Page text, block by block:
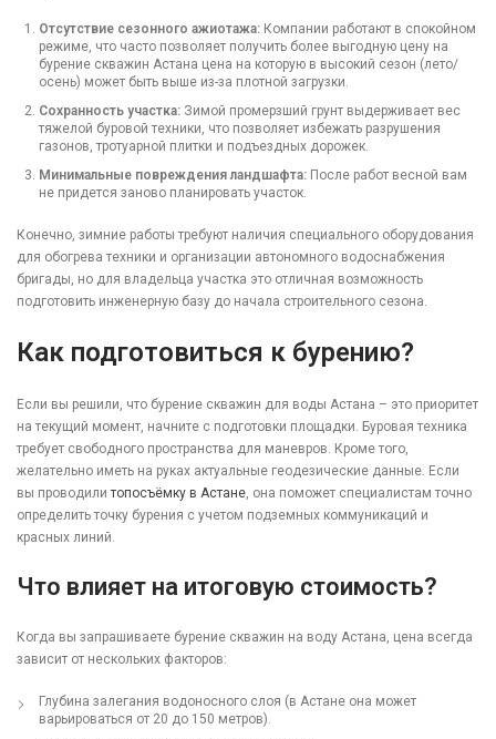
Отсутствие сезонного ажиотажа: Компании работают в спокойном
режиме, что часто позволяет получить более выгодную цену на
бурение скважин Астана цена на которую в высокий сезон (лето/
осень) может быть выше из-за плотной загрузки.
Сохранность участка: Зимой промерзший грунт выдерживает вес
тяжелой буровой техники, что позволяет избежать разрушения
газонов, тротуарной плитки и подъездных дорожек.
Минимальные повреждения ландшафта: После работ весной вам
не придется заново планировать участок.
Конечно, зимние работы требуют наличия специального оборудования
для обогрева техники и организации автономного водоснабжения
бригады, но для владельца участка это отличная возможность
подготовить инженерную базу до начала строительного сезона.
Как подготовиться к бурению?
Если вы решили, что бурение скважин для воды Астана – это приоритет
на текущий момент, начните с подготовки площадки. Буровая техника
требует свободного пространства для маневров. Кроме того,
желательно иметь на руках актуальные геодезические данные. Если
вы проводили топосъёмку в Астане, она поможет специалистам точно
определить точку бурения с учетом подземных коммуникаций и
красных линий.
Что влияет на итоговую стоимость?
Когда вы запрашиваете бурение скважин на воду Астана, цена всегда
зависит от нескольких факторов:
Глубина залегания водоносного слоя (в Астане она может
варьироваться от 20 до 150 метров).